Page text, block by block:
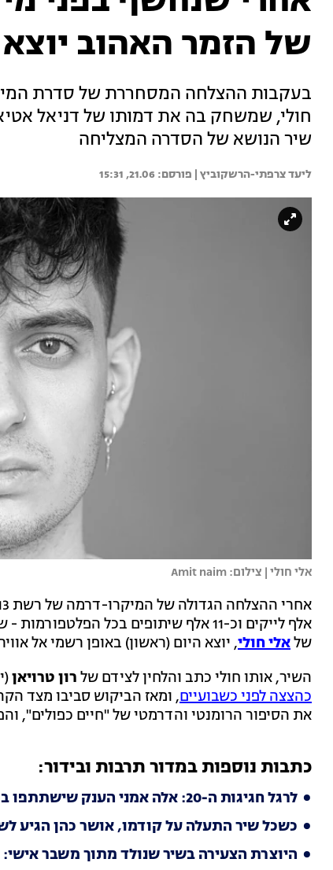
של הזמר האהוב יוצא
חולי, שמשחק בה את דמותו של דניאל
שיר הנושא של הסדרה המצליחה
ליעד צרפתי-הרשקוביץ | 21.06, 15:31
אלי חולי | צילום: Amit naim
אחרי ההצלחה הגדולה של המיקרו-דרמה של רשת 13
אלף לייקים וכ-11 אלף שיתופים בכל
שלאלי חולי, יוצא היום (ראשון) באופן רשמי אל
השיר, אותו חולי כתב והלחין לצידם של רון טרויאן
כהצצה לפני כשבועיים, ומאז הביקוש סביבו מצד
את הסיפור הרומנטי והדרמטי של "חיים כפולים",
כתבות נוספות במדור תרבות ובידור:
לרגל חגיגות ה-20: אלה אמני הענק שישתתפו בפסטיבל האייקוני
כשכל שיר התעלה על קודמו, אושר כהן הגיע
היוצרת הצעירה בשיר שנולד מתוך משבר